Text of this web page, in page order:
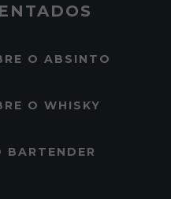
O ABSINTO
O WHISKY